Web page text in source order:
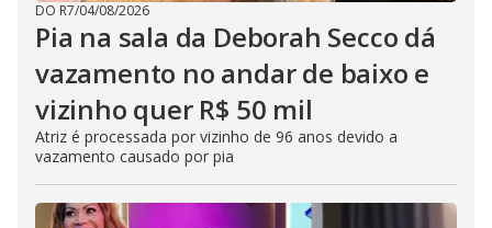
DO R7/04/08/2026
Pia na sala da Deborah Secco dá
vazamento no andar de baixo e
vizinho quer R$ 50 mil
Atriz é processada por vizinho de 96 anos devido a
vazamento causado por pia